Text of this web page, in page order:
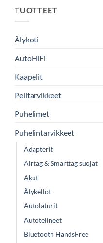
TUOTTEET
Älykoti
AutoHiFi
Kaapelit
Pelitarvikkeet
Puhelimet
Puhelintarvikkeet
Adapterit
Airtag & Smarttag suojat
Akut
Älykellot
Autolaturit
Autotelineet
Bluetooth HandsFree